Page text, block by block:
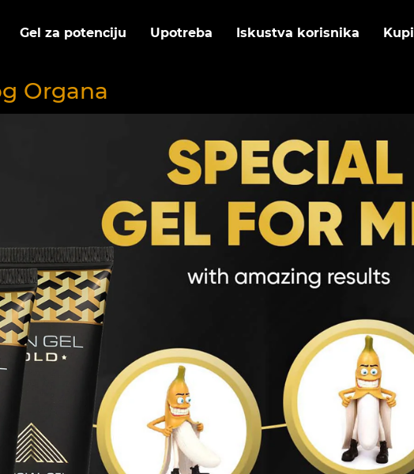
Gel za potenciju Upotreba Iskustva korisnika Kupi
Organa